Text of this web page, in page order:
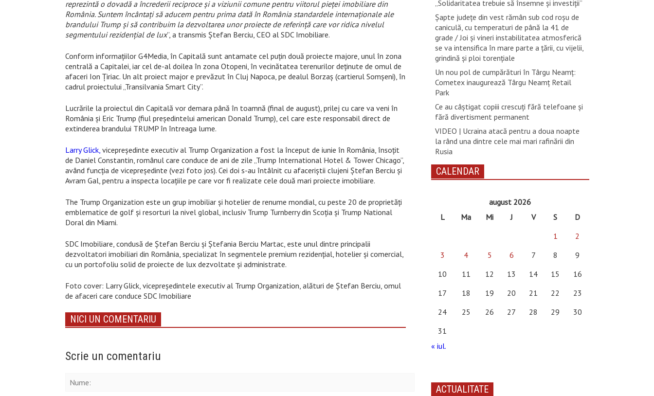
reprezintă o dovadă a încrederii reciproce și a viziunii comune pentru viitorul pieței imobiliare din
România. Suntem încântați să aducem pentru prima dată în România standardele internaționale ale
brandului Trump și să contribuim la dezvoltarea unor proiecte de referință care vor ridica nivelul
segmentului rezidențial de lux”, a transmis Ștefan Berciu, CEO al SDC Imobiliare.
Conform informațiilor G4Media, în Capitală sunt antamate cel puțin două proiecte majore, unul în zona
centrală a Capitalei, iar cel de-al doilea în zona Otopeni, în vecinătatea terenurilor deținute de omul de
afaceri Ion Țiriac. Un alt proiect major e prevăzut în Cluj Napoca, pe dealul Borzaș (cartierul Somșeni), în
cadrul proiectului „Transilvania Smart City”.
Lucrările la proiectul din Capitală vor demara până în toamnă (final de august), prilej cu care va veni în
România și Eric Trump (fiul președintelui american Donald Trump), cel care este responsabil direct de
extinderea brandului TRUMP în întreaga lume.
Larry Glick, vicepreședinte executiv al Trump Organization a fost la început de iunie în România, însoțit
de Daniel Constantin, românul care conduce de ani de zile „Trump International Hotel & Tower Chicago”,
având funcția de vicepreședinte (vezi foto jos). Cei doi s-au întâlnit cu afaceriștii clujeni Ștefan Berciu și
Avram Gal, pentru a inspecta locațiile pe care vor fi realizate cele două mari proiecte imobiliare.
The Trump Organization este un grup imobiliar și hotelier de renume mondial, cu peste 20 de proprietăți
emblematice de golf și resorturi la nivel global, inclusiv Trump Turnberry din Scoția și Trump National
Doral din Miami.
SDC Imobiliare, condusă de Ștefan Berciu și Ștefania Berciu Martac, este unul dintre principalii
dezvoltatori imobiliari din România, specializat în segmentele premium rezidențial, hotelier și comercial,
cu un portofoliu solid de proiecte de lux dezvoltate și administrate.
Foto cover: Larry Glick, vicepreședintele executiv al Trump Organization, alături de Ștefan Berciu, omul
de afaceri care conduce SDC Imobiliare
NICI UN COMENTARIU
Scrie un comentariu
„Solidaritatea trebuie să însemne și investiții”
Șapte județe din vest rămân sub cod roșu de
caniculă, cu temperaturi de până la 41 de
grade / Joi și vineri instabilitatea atmosferică
se va intensifica în mare parte a țării, cu vijelii,
grindină și ploi torențiale
Un nou pol de cumpărături în Târgu Neamț:
Cometex inaugurează Târgu Neamț Retail
Park
Ce au câștigat copiii crescuți fără telefoane și
fără divertisment permanent
VIDEO | Ucraina atacă pentru a doua noapte
la rând una dintre cele mai mari rafinării din
Rusia
CALENDAR
august 2026
L
Ma Mi J V S
D
1
2
3
4 5 6 7 8
9
10
11 12 13 14 15
16
17
18 19 20 21 22
23
24
25 26 27 28 29
30
31
« iul.
ACTUALITATE